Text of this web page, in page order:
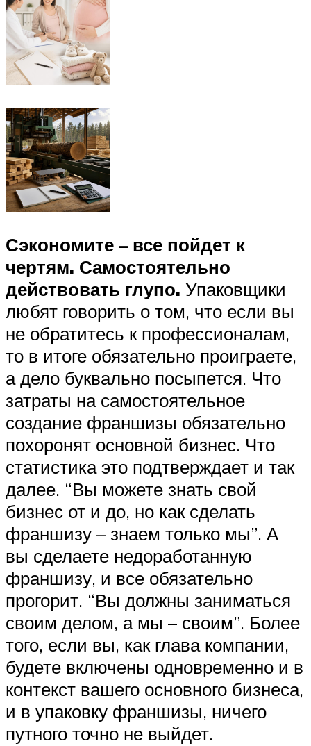
Сэкономите – все пойдет к
чертям. Самостоятельно
действовать глупо. Упаковщики
любят говорить о том, что если вы
не обратитесь к профессионалам,
то в итоге обязательно проиграете,
а дело буквально посыпется. Что
затраты на самостоятельное
создание франшизы обязательно
похоронят основной бизнес. Что
статистика это подтверждает и так
далее. “Вы можете знать свой
бизнес от и до, но как сделать
франшизу – знаем только мы”. А
вы сделаете недоработанную
франшизу, и все обязательно
прогорит. “Вы должны заниматься
своим делом, а мы – своим”. Более
того, если вы, как глава компании,
будете включены одновременно и в
контекст вашего основного бизнеса,
и в упаковку франшизы, ничего
путного точно не выйдет.